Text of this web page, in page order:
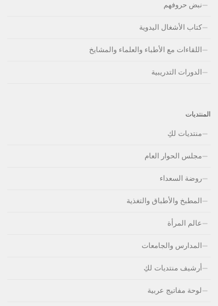
نبض حروفهم
كتاب الأشغال اليدوية
اللقاءات مع الأطباء والعلماء والمشايخ
الدورات التدريبية
المنتديات
منتديات لكِ
مجلس الحوار العام
روضة السعداء
المطبخ والأطباق والتغذية
عالم المرأة
المدارس والجامعات
أرشيف منتديات لكِ
لوحة مفاتيج عربية